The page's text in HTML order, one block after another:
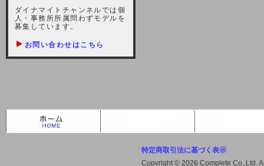
しますが、宜しくお願い致します。
2021-10-22 (金)
2021/10/7に起きました地震によ
不安定な状況もあります。会員様に
は、ご不便をお掛けしますが宜しく
ダイナマイトチャンネルでは個
人・事務所所属問わずモデルを
募集しています。
お問い合わせはこちら
特定商取引法に基づく表示
Copyright © 2026 Complete Co..Ltd.